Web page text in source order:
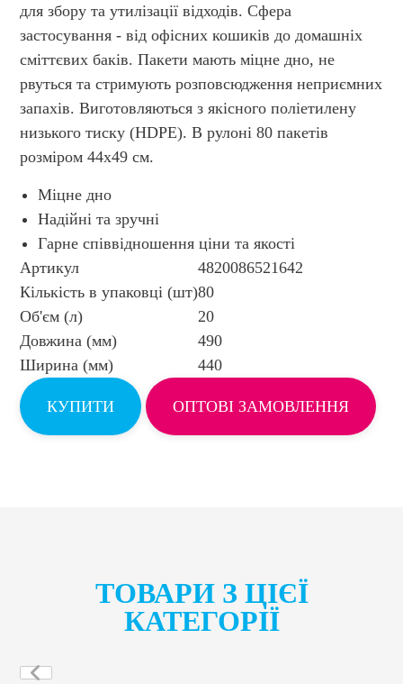
для збору та утилізації відходів. Сфера
застосування - від офісних кошиків до домашніх
сміттєвих баків. Пакети мають міцне дно, не
рвуться та стримують розповсюдження неприємних
запахів. Виготовляються з якісного поліетилену
низького тиску (HDPE). В рулоні 80 пакетів
розміром 44х49 см.
Міцне дно
Надійні та зручні
Гарне співвідношення ціни та якості
Артикул
4820086521642
Кількість в упаковці (шт)80
Об'єм (л)
20
Довжина (мм)
490
Ширина (мм)
440
КУПИТИ ОПТОВІ ЗАМОВЛЕННЯ
ТОВАРИ З ЦІЄЇ
КАТЕГОРІЇ